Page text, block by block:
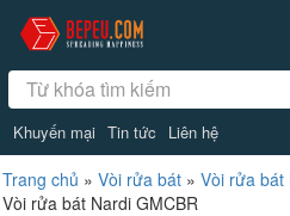
Khuyến mại Tin tức Liên hệ
Trang chủ » Vòi rửa bát » Vòi rửa bát
Vòi rửa bát Nardi GMCBR